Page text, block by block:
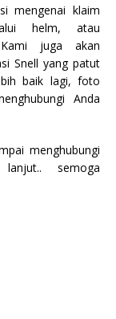
mengenai klaim
helm, atau
Kami juga akan
Snell yang patut
baik lagi, foto
Anda
menghubungi
semoga